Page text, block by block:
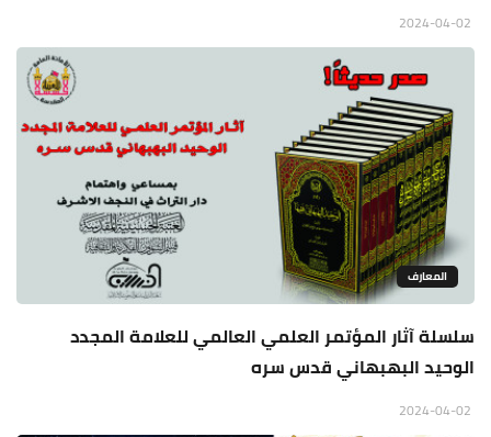
المعارف
سلسلة آثار المؤتمر العلمي العالمي للعلامة المجدد
الوحيد البهبهاني قدس سره